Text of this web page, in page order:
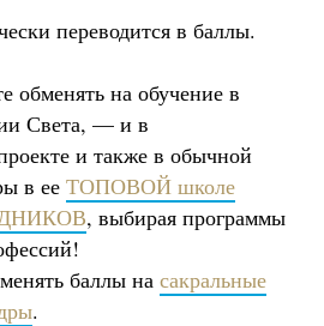
переводится в баллы.
обменять на обучение в
Света, — и в
и также в обычной
в ее ТОПОВОЙ школе
, выбирая программы
баллы на сакральные
.